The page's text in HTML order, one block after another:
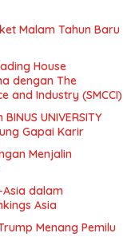
Malam Tahun Baru
House
dengan The
and Industry (SMCCI)
UNIVERSITY
Gapai Karir
Menjalin
Asia dalam
Asia
Menang Pemilu